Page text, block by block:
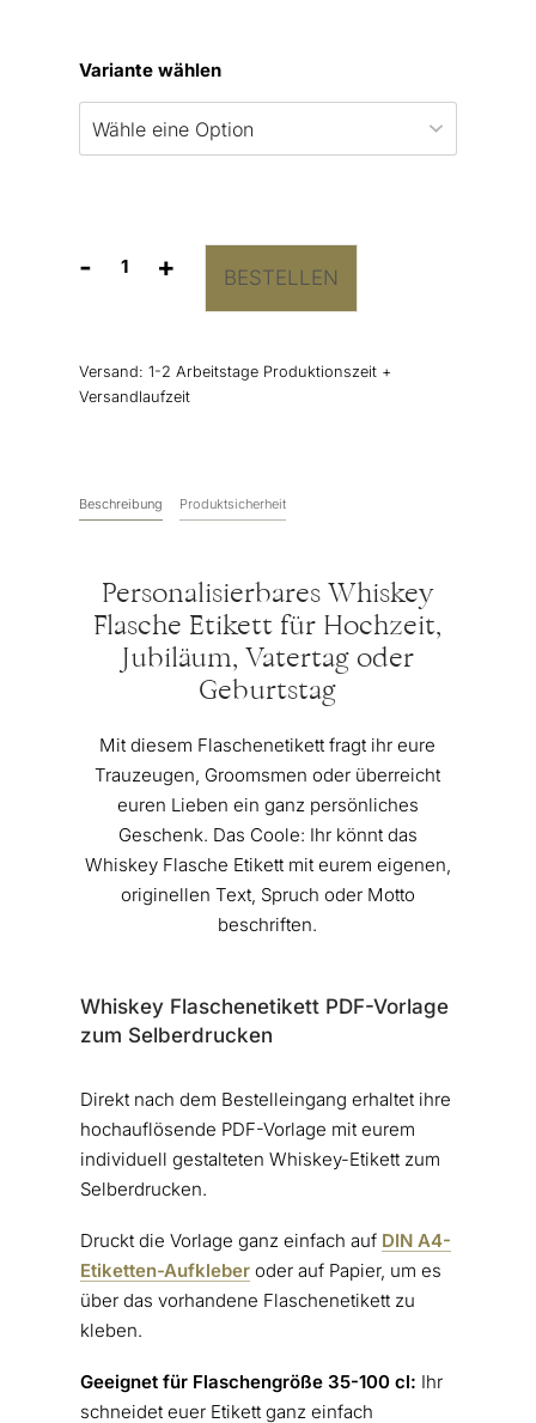
Variante wählen
-
Whiskey
Menge
+ BESTELLEN
Versand: 1-2 Arbeitstage Produktionszeit +
Versandlaufzeit
Beschreibung Produktsicherheit
Personalisierbares Whiskey
Flasche Etikett für Hochzeit,
Jubiläum, Vatertag oder
Geburtstag
Mit diesem Flaschenetikett fragt ihr eure
Trauzeugen, Groomsmen oder überreicht
euren Lieben ein ganz persönliches
Geschenk. Das Coole: Ihr könnt das
Whiskey Flasche Etikett mit eurem eigenen,
originellen Text, Spruch oder Motto
beschriften.
Whiskey Flaschenetikett PDF-Vorlage
zum Selberdrucken
Direkt nach dem Bestelleingang erhaltet ihre
hochauflösende PDF-Vorlage mit eurem
individuell gestalteten Whiskey-Etikett zum
Selberdrucken.
Druckt die Vorlage ganz einfach auf DIN A4-
Etiketten-Aufkleberoder auf Papier, um es
über das vorhandene Flaschenetikett zu
kleben.
Geeignet für Flaschengröße 35-100 cl: Ihr
schneidet euer Etikett ganz einfach